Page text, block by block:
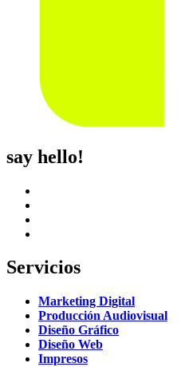
say hello!
Servicios
Marketing Digital
Producción Audiovisual
Diseño Gráfico
Diseño Web
Impresos